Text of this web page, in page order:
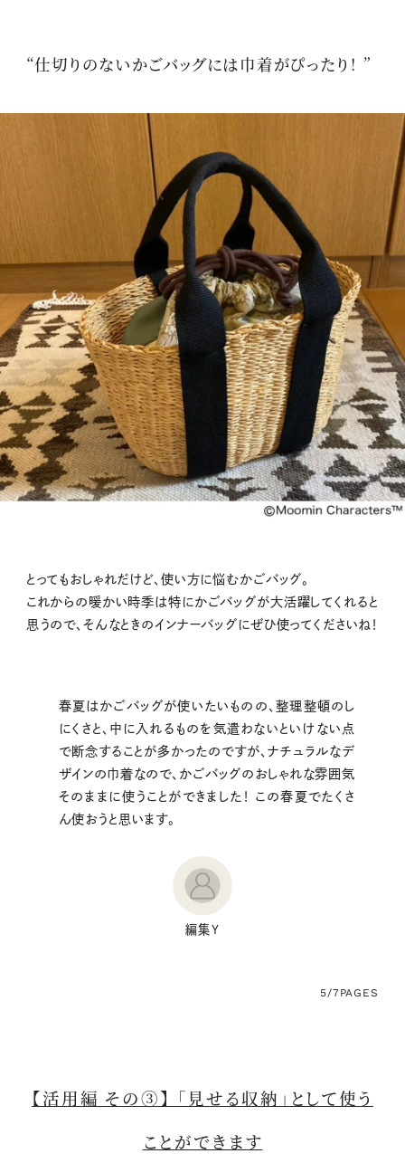
“仕切りのないかごバッグには巾着がぴったり！ ”
とってもおしゃれだけど、使い方に悩むかごバッグ。
これからの暖かい時季は特にかごバッグが大活躍してくれると
思うので、そんなときのインナーバッグにぜひ使ってくださいね！
春夏はかごバッグが使いたいものの、整理整頓のし
にくさと、中に入れるものを気遣わないといけない点
で断念することが多かったのですが、ナチュラルなデ
ザインの巾着なので、かごバッグのおしゃれな雰囲気
そのままに使うことができました！ この春夏でたくさ
ん使おうと思います。
編集Y
5/7PAGES
【活用編 その③】 「見せる収納」として使う
ことができます